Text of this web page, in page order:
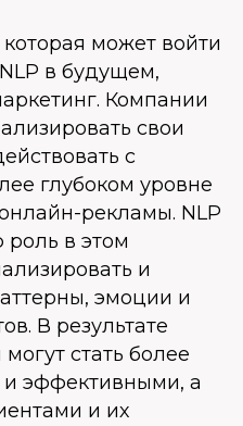
может войти
в будущем,
Компании
свои
с
глубоком уровне
рекламы. NLP
в этом
и
эмоции и
В результате
стать более
эффективными, а
и их